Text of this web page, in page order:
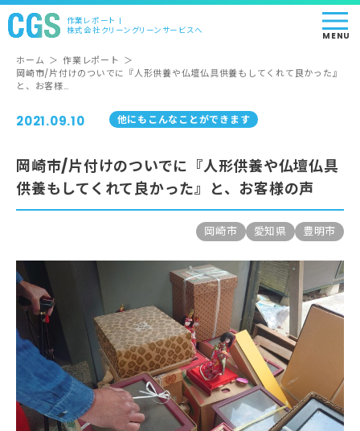
作業レポート |
株式会社クリーングリーンサービスへ
MENU
ホーム ＞ 作業レポート ＞
岡崎市/片付けのついでに『人形供養や仏壇仏具供養もしてくれて良かった』
と、お客様…
2021.09.10 他にもこんなことができます
岡崎市/片付けのついでに『人形供養や仏壇仏具
供養もしてくれて良かった』と、お客様の声
岡崎市 愛知県 豊明市